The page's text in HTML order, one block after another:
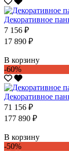
Декоративное
7 156 ₽
17 890 ₽
В корзину
-60%
Декоративное
71 156 ₽
177 890 ₽
В корзину
-50%